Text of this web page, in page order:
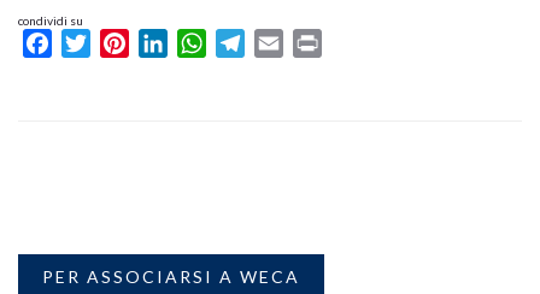
condividi su
FacebookTwitterPinterestLinkedInWhatsAppTelegram
Email
PER ASSOCIARSI A WECA